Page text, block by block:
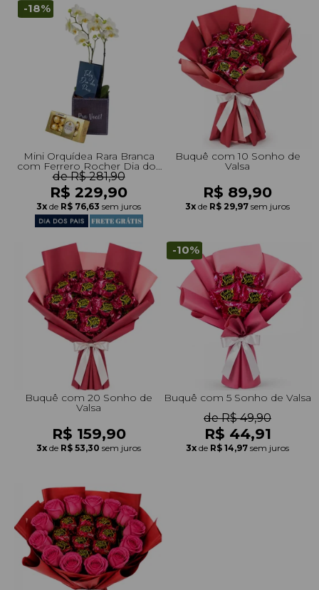
-18%
Mini Orquídea Rara Branca
com Ferrero Rocher Dia dos
Pais
de R$ 281,90
R$ 229,90
3x de R$ 76,63 sem juros
Buquê com 10 Sonho de
Valsa
R$ 89,90
3x de R$ 29,97 sem juros
Buquê com 20 Sonho de
Valsa
R$ 159,90
3x de R$ 53,30 sem juros
-10%
Buquê com 5 Sonho de Valsa
de R$ 49,90
R$ 44,91
3x de R$ 14,97 sem juros